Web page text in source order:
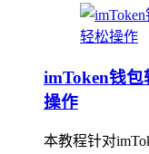
imToken钱
操作
本教程针对